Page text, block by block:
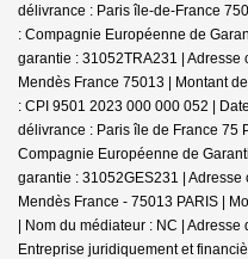
délivrance : Paris île-de-France
: Compagnie Européenne de
garantie : 31052TRA231 |
Mendès France 75013 | Montant
: CPI 9501 2023 000 000 052 |
délivrance : Paris île de France 75
Compagnie Européenne de
garantie : 31052GES231 |
Mendès France - 75013 PARIS |
| Nom du médiateur : NC |
Entreprise juridiquement et